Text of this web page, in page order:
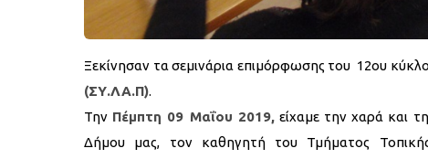
Ξεκίνησαν τα σεμινάρια επιμόρφωσης του 12ου
(ΣΥ.ΛΑ.Π).
Την Πέμπτη 09 Μαΐου 2019,είχαμε την χαρά και
Δήμου μας, τον καθηγητή του Τμήματος